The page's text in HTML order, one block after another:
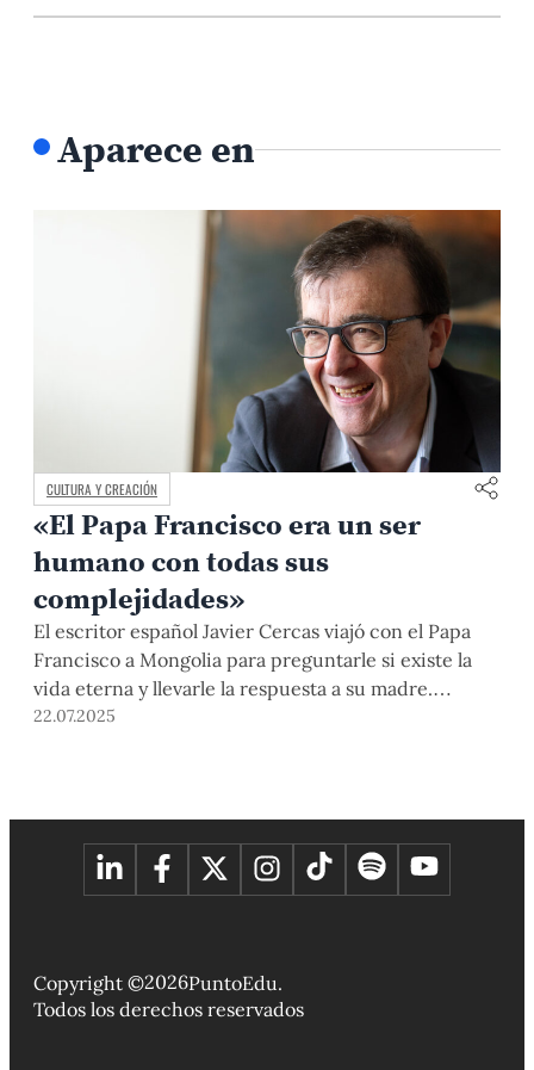
Aparece en
CULTURA Y CREACIÓN
«El Papa Francisco era un ser
humano con todas sus
complejidades»
El escritor español Javier Cercas viajó con el Papa
Francisco a Mongolia para preguntarle si existe la
vida eterna y llevarle la respuesta a su madre.
Conversamos con él sobre su experiencia
22.07.2025
Copyright ©2026PuntoEdu.
Todos los derechos reservados